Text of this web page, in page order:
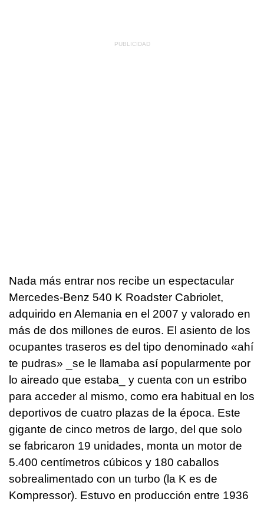
Nada más entrar nos recibe un espectacular
Mercedes-Benz 540 K Roadster Cabriolet,
adquirido en Alemania en el 2007 y valorado en
más de dos millones de euros. El asiento de los
ocupantes traseros es del tipo denominado «ahí
te pudras» _se le llamaba así popularmente por
lo aireado que estaba_ y cuenta con un estribo
para acceder al mismo, como era habitual en los
deportivos de cuatro plazas de la época. Este
gigante de cinco metros de largo, del que solo
se fabricaron 19 unidades, monta un motor de
5.400 centímetros cúbicos y 180 caballos
sobrealimentado con un turbo (la K es de
Kompressor). Estuvo en producción entre 1936